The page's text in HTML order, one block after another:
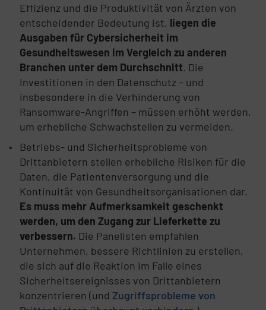
Effizienz und die Produktivität von Ärzten von
entscheidender Bedeutung ist, liegen die
Ausgaben für Cybersicherheit im
Gesundheitswesen im Vergleich zu anderen
Branchen unter dem Durchschnitt. Die
Investitionen in den Datenschutz – und
insbesondere in die Verhinderung von
Ransomware-Angriffen – müssen erhöht werden,
um erhebliche Schwachstellen zu vermeiden.
Betriebs- und Sicherheitsprobleme von
Drittanbietern stellen erhebliche Risiken für die
Daten, die Patientenversorgung und die
Kontinuität von Gesundheitsorganisationen dar.
Es muss mehr Aufmerksamkeit geschenkt
werden, um den Zugang zur Lieferkette zu
verbessern. Die Panelisten empfahlen
Unternehmen, bessere Richtlinien zu erstellen,
die sich auf die Reaktion im Falle eines
Sicherheitsereignisses von Drittanbietern
konzentrieren (und Zugriffsprobleme von